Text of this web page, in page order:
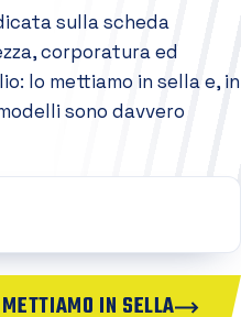
sulla scheda
corporatura ed
lo mettiamo in sella e, in
sono davvero
IN SELLA